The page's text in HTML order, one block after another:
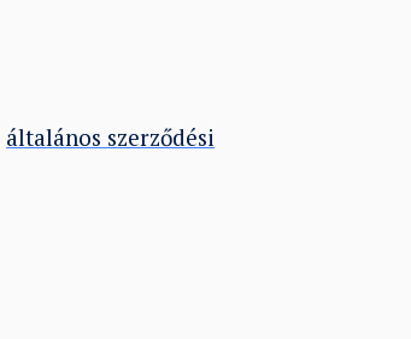
általános szerződési